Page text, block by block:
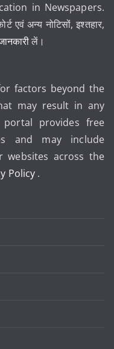
in Newspapers.
एवं अन्य नोटिसों, इश्तहार,
लें।
factors beyond the
may result in any
provides free
and may include
websites across the
Policy .